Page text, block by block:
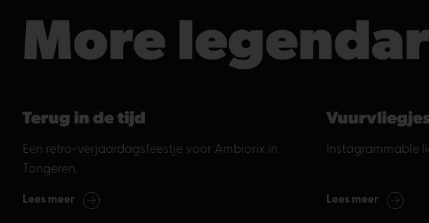
More
Terug in de tijd
Een retro-verjaardagsfeestje voor Ambiorix in
Tongeren.
Lees meer
Instagrammable
Lees meer